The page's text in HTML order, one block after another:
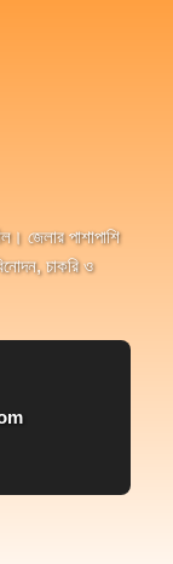
জেলার পাশাপাশি
চাকরি ও